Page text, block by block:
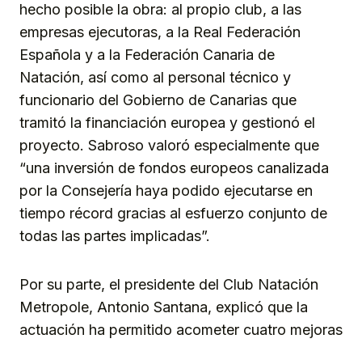
hecho posible la obra: al propio club, a las
empresas ejecutoras, a la Real Federación
Española y a la Federación Canaria de
Natación, así como al personal técnico y
funcionario del Gobierno de Canarias que
tramitó la financiación europea y gestionó el
proyecto. Sabroso valoró especialmente que
“una inversión de fondos europeos canalizada
por la Consejería haya podido ejecutarse en
tiempo récord gracias al esfuerzo conjunto de
todas las partes implicadas”.
Por su parte, el presidente del Club Natación
Metropole, Antonio Santana, explicó que la
actuación ha permitido acometer cuatro mejoras